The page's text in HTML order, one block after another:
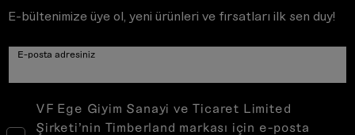
E-bültenimize üye ol, yeni ürünleri ve fırsatları ilk sen duy!
E-posta adresiniz
VF Ege Giyim Sanayi ve Ticaret Limited
Şirketi’nin Timberland markası için e-posta